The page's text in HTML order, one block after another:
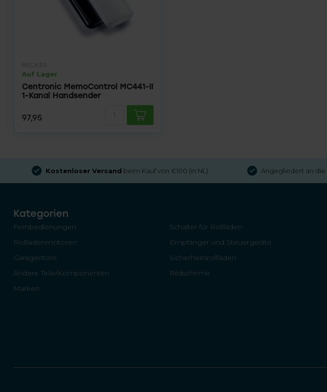
BECKER
Auf Lager
Centronic MemoControl MC441-II
1-Kanal Handsender
97,95
Kostenloser Versand beim Kauf von €100 (in NL) Angegliedert an die
Kategorien
Fernbedienungen
Schalter für Rollläden
Rollladenmotoren
Empfänger und Steuergeräte
Garagentore
Sicherheitsrollläden
Andere Teile/Komponenten
Bildschirme
Marken